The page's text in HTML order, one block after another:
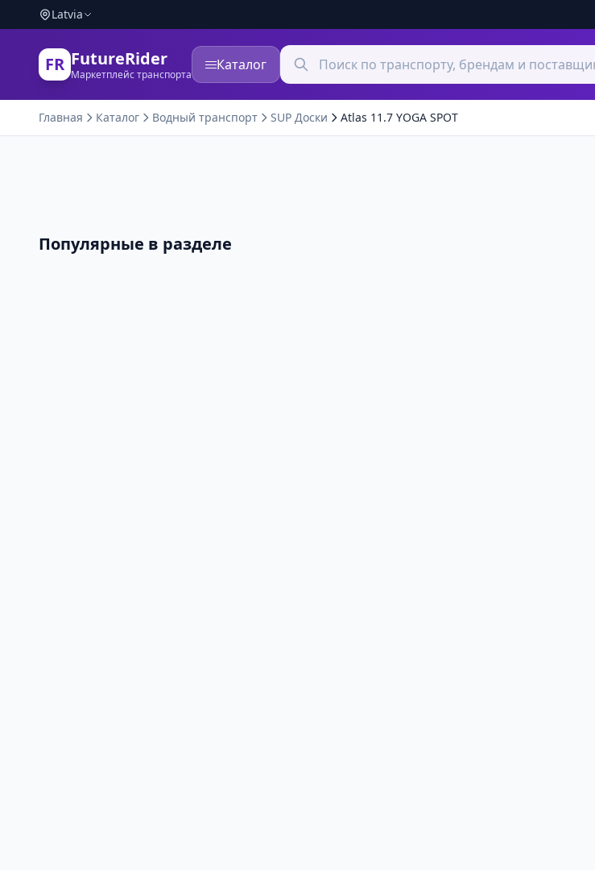
Latvia
FR FutureRider
Маркетплейс транспорта
Каталог
Главная Каталог Водный транспорт SUP Доски Atlas 11.7 YOGA SPOT
Популярные в разделе